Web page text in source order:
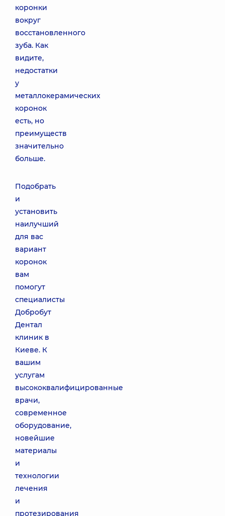
коронки
вокруг
восстановленного
зуба. Как
видите,
недостатки
у
металлокерамических
коронок
есть, но
преимуществ
значительно
больше.
Подобрать
и
установить
наилучший
для вас
вариант
коронок
вам
помогут
специалисты
Добробут
Дентал
клиник в
Киеве. К
вашим
услугам
высококвалифицированные
врачи,
современное
оборудование,
новейшие
материалы
и
технологии
лечения
и
протезирования